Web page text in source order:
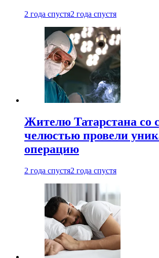
2 года спустя2 года спустя
Жителю Татарстана со
челюстью провели
операцию
2 года спустя2 года спустя